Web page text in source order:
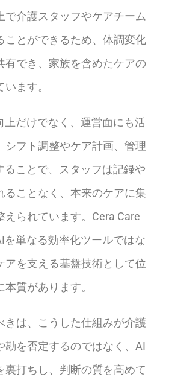
で介護スタッフやケアチーム
ことができるため、体調変化
有でき、家族を含めたケアの
ます。
だけでなく、運営面にも活
シフト調整やケア計画、管理
ることで、スタッフは記録や
ることなく、本来のケアに集
えられています。Cera Care
を単なる効率化ツールではな
アを支える基盤技術として位
質があります。
は、こうした仕組みが介護
勘を否定するのではなく、AI
裏打ちし、判断の質を高めて